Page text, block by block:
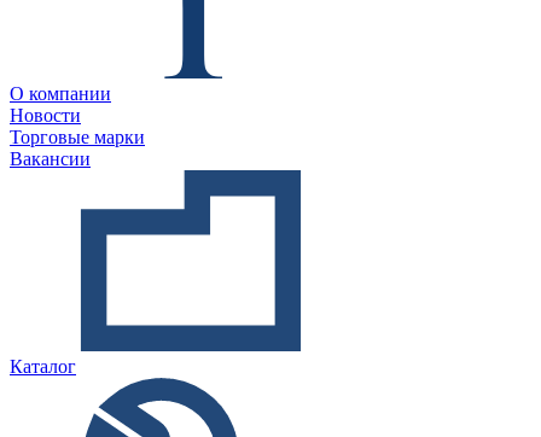
О компании
Новости
Торговые марки
Вакансии
Каталог